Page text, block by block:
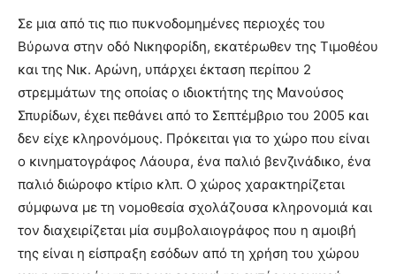
teaches
you
the
meaning
of
pain.
pornhun
hd
porn
Σε μια από τις πιο πυκνοδομημένες περιοχές του
Βύρωνα στην οδό Νικηφορίδη, εκατέρωθεν της Τιμοθέου
και της Νικ. Αρώνη, υπάρχει έκταση περίπου 2
στρεμμάτων της οποίας ο ιδιοκτήτης της Μανούσος
Σπυρίδων, έχει πεθάνει από το Σεπτέμβριο του 2005 και
δεν είχε κληρονόμους. Πρόκειται για το χώρο που είναι
ο κινηματογράφος Λάουρα, ένα παλιό βενζινάδικο, ένα
παλιό διώροφο κτίριο κλπ. Ο χώρος χαρακτηρίζεται
σύμφωνα με τη νομοθεσία σχολάζουσα κληρονομιά και
τον διαχειρίζεται μία συμβολαιογράφος που η αμοιβή
της είναι η είσπραξη εσόδων από τη χρήση του χώρου